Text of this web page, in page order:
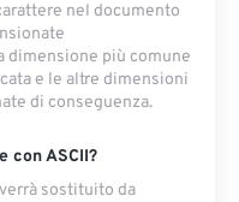
nel documento
dimensione più comune
e le altre dimensioni
di conseguenza.
con ASCII?
sostituito da